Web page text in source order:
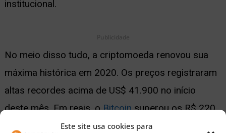
Este site usa cookies para
institucional.
Publicidade
No meio disso tudo, a criptomoeda renovou sua
máxima histórica em 2020. Os preços registraram
altas recordes acima de US$ 41.900 no início
deste mês. Em reais, oBitcoinsuperou os R$ 220